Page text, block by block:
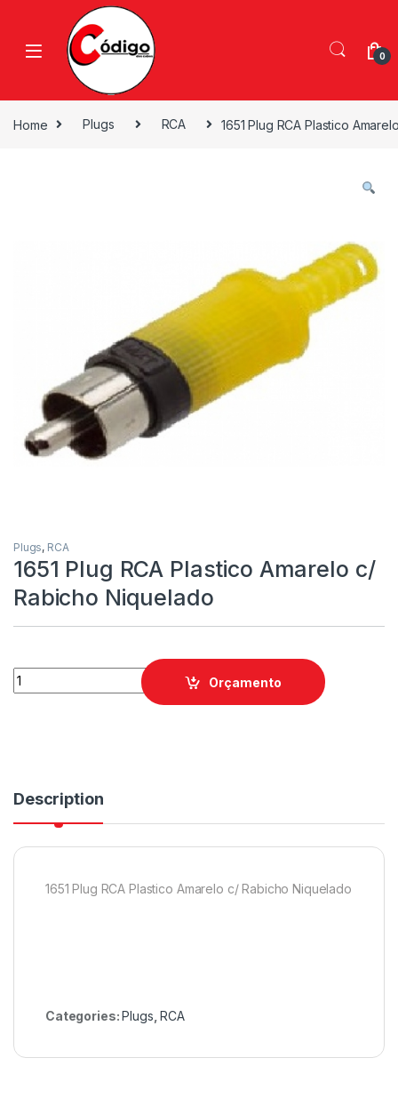
0
Home Plugs RCA 1651 Plug RCA Plastico
Plugs, RCA
1651 Plug RCA Plastico Amarelo c/
Rabicho Niquelado
Orçamento
Description
1651 Plug RCA Plastico Amarelo c/ Rabicho Niquelado
Categories:Plugs ,RCA